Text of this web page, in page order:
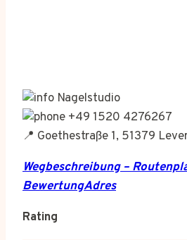
Nagelstudio
+49 1520 4276267
📍 Goethestraße 1, 51379
Wegbeschreibung –
BewertungAdres
Rating